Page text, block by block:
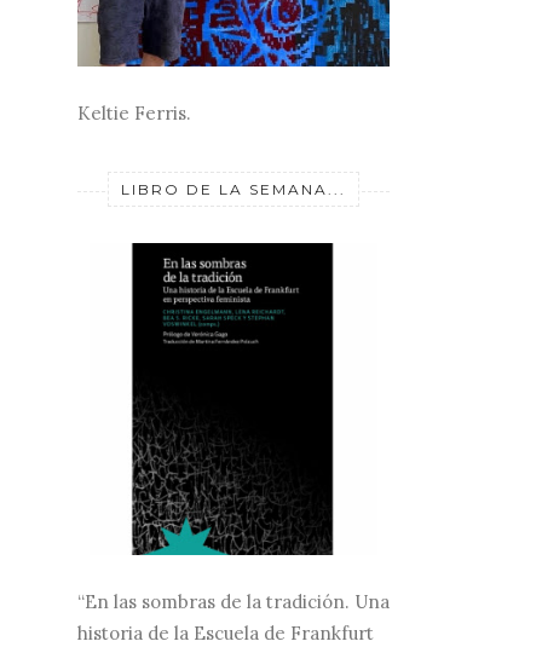
Keltie Ferris.
LIBRO DE LA SEMANA...
“En las sombras de la tradición. Una
historia de la Escuela de Frankfurt